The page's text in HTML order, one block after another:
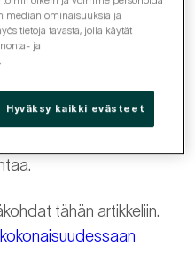
myös
toimintaa.
joissa korostetaan
tähän artikkeliin.
median ominaisuuksia ja
tietoja tavasta, jolla käytät
ja
Hyväksy kaikki evästeet